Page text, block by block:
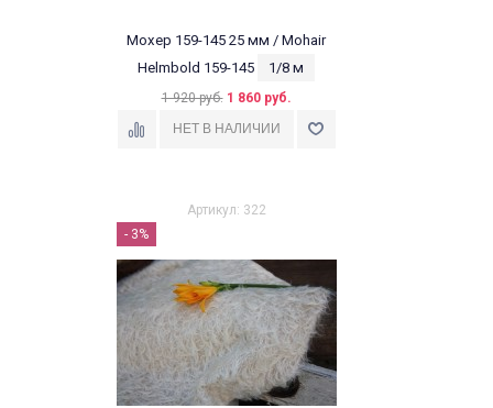
Мохер 159-145 25 мм / Mohair
Helmbold 159-145
1/8 м
1 920 руб. 1 860 руб.
Артикул: 322
- 3%